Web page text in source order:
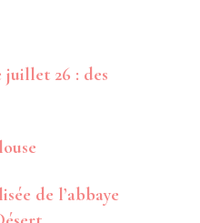
juillet 26 : des
de l’abbaye